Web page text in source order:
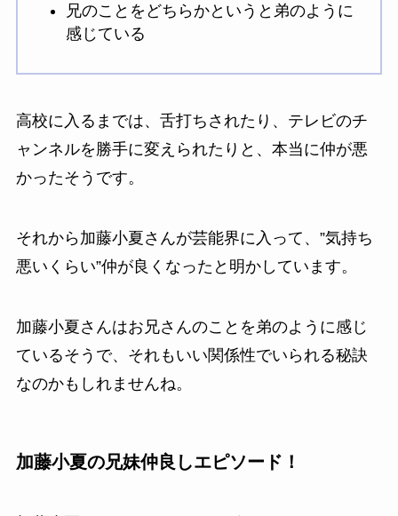
兄のことをどちらかというと弟のように
感じている
高校に入るまでは、舌打ちされたり、テレビのチ
ャンネルを勝手に変えられたりと、本当に仲が悪
かったそうです。
それから加藤小夏さんが芸能界に入って、”気持ち
悪いくらい”仲が良くなったと明かしています。
加藤小夏さんはお兄さんのことを弟のように感じ
ているそうで、それもいい関係性でいられる秘訣
なのかもしれませんね。
加藤小夏の兄妹仲良しエピソード！